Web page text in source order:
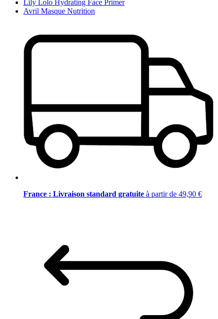
Lily Lolo Hydrating Face Primer
Avril Masque Nutrition
France : Livraison standard gratuite à partir de 49,90 €